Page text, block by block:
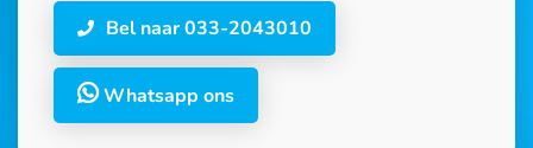
Bel naar 033-2043010
Whatsapp ons